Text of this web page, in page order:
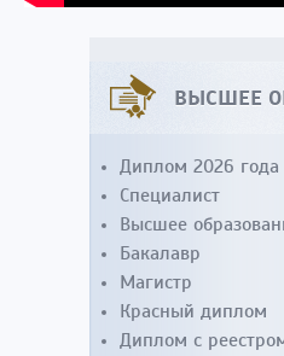
ВЫСШЕЕ
Диплом 2026 года
Специалист
Высшее
Бакалавр
Магистр
Красный диплом
Диплом с